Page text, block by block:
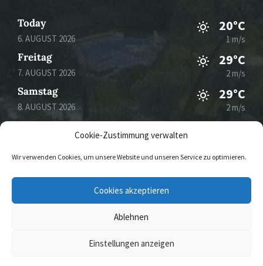
Cookie-Zustimmung verwalten
Wir verwenden Cookies, um unsere Website und unseren Service zu optimieren.
Cookies akzeptieren
Ablehnen
Einstellungen anzeigen
Today
6. AUGUST 2026
20°C
1 m/s
Freitag
7. AUGUST 2026
29°C
2 m/s
Samstag
8. AUGUST 2026
29°C
2 m/s
Sonntag